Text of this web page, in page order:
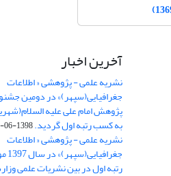
آخرین اخبار
نشریه علمی - پژوهشی « اطلاعات
جغرافیایی(سپهر)» در دومین
به کسب رتبه اول گردید.1398-06-11
نشریه علمی - پژوهشی « اطلاعات
رتبه اول در بین نشریات علمی